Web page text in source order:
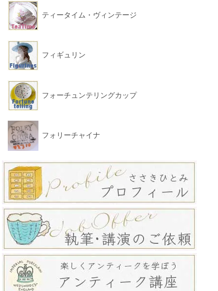
ティータイム・ヴィンテージ
フィギュリン
フォーチュンテリングカップ
フォリーチャイナ